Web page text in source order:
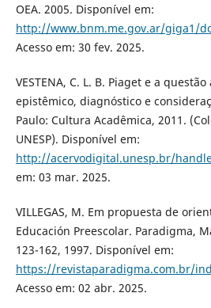
OEA. 2005. Disponível em:
http://www.bnm.me.gov.ar/giga1/
Acesso em: 30 fev. 2025.
VESTENA, C. L. B. Piaget e a
epistêmico, diagnóstico e
Paulo: Cultura Acadêmica, 2011.
UNESP). Disponível em:
http://acervodigital.unesp.br/
em: 03 mar. 2025.
VILLEGAS, M. Em propuesta de
Educación Preescolar. Paradigma,
123-162, 1997. Disponível em:
https://revistaparadigma.com.br/
Acesso em: 02 abr. 2025.